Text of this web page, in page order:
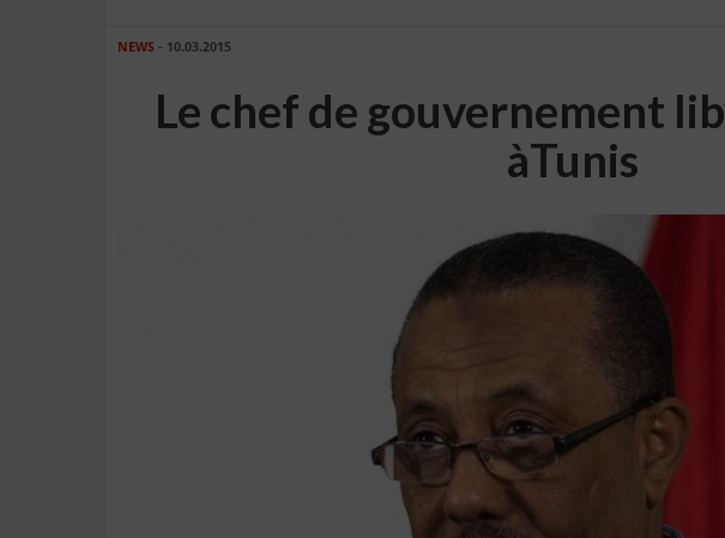
NEWS - 10.03.2015
Le chef de gouvernement
àTunis